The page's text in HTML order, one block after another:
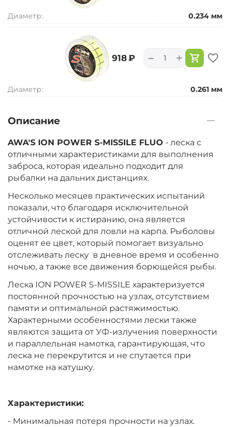
Диаметр: 0.234 мм
‍918‍ ₽ +
−
Диаметр: 0.261 мм
Описание
AWA'S ION POWER S-MISSILE FLUO - леска с
отличными характеристиками для выполнения
заброса, которая идеально подходит для
рыбалки на дальних дистанциях.
Несколько месяцев практических испытаний
показали, что благодаря исключительной
устойчивости к истиранию, она является
отличной леской для ловли на карпа. Рыболовы
оценят ее цвет, который помогает визуально
отслеживать леску в дневное время и особенно
ночью, а также все движения борющейся рыбы.
Леска ION POWER S-MISSILE характеризуется
постоянной прочностью на узлах, отсутствием
памяти и оптимальной растяжимостью.
Характерными особенностями лески также
являются защита от УФ-излучения поверхности
и параллельная намотка, гарантирующая, что
леска не перекрутится и не спутается при
намотке на катушку.
Характеристики:
- Минимальная потеря прочности на узлах.